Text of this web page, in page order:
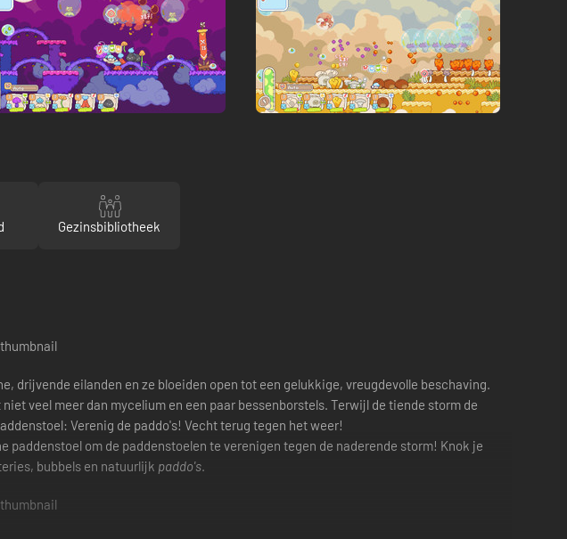
Gezinsbibliotheek
drijvende eilanden en ze bloeiden open tot een gelukkige, vreugdevolle beschaving.
veel meer dan mycelium en een paar bessenborstels. Terwijl de tiende storm de
Verenig de paddo's! Vecht terug tegen het weer!
om de paddenstoelen te verenigen tegen de naderende storm! Knok je
bubbels en natuurlijk paddo's.